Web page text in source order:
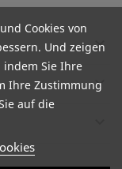
keyboard_arrow_down
keyboard_arrow_down
Cookies von
Und zeigen
indem Sie Ihre
Ihre Zustimmung
auf die